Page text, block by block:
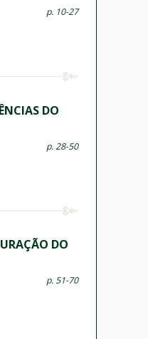
p. 10-27
DO
p. 28-50
DO
p. 51-70